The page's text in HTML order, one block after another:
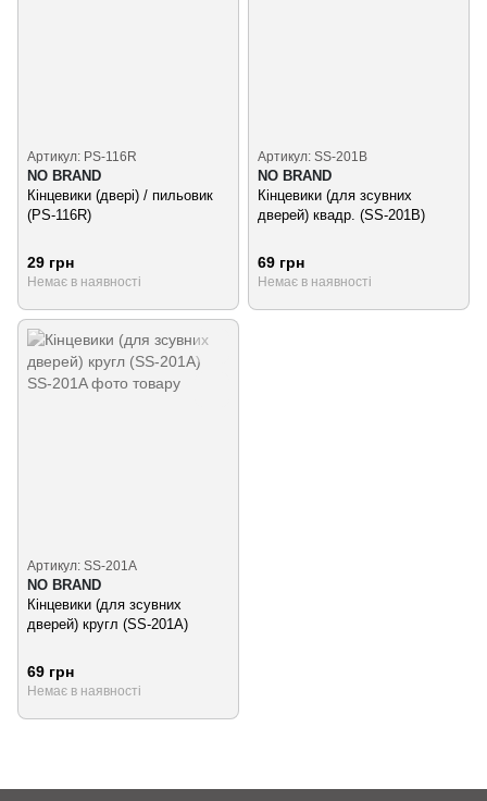
Артикул: PS-116R
NO BRAND
Кінцевики (двері) / пильовик
(PS-116R)
29 грн
Немає в наявності
Артикул: SS-201B
NO BRAND
Кінцевики (для зсувних
дверей) квадр. (SS-201B)
69 грн
Немає в наявності
Артикул: SS-201A
NO BRAND
Кінцевики (для зсувних
дверей) кругл (SS-201A)
69 грн
Немає в наявності